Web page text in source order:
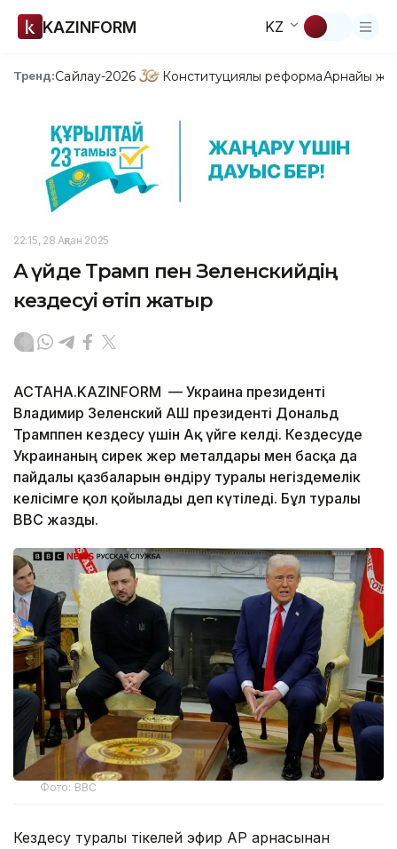
KAZINFORM KZ
Тренд:Сайлау-2026 Конституциялық реформаАрнайы
22:15, 28 Ақпан 2025
Ақ үйде Трамп пен Зеленскийдің
кездесуі өтіп жатыр
АСТАНА.KAZINFORM — Украина президенті
Владимир Зеленский АҚШ президенті Дональд
Трамппен кездесу үшін Ақ үйге келді. Кездесуде
Украинаның сирек жер металдары мен басқа да
пайдалы қазбаларын өндіру туралы негіздемелік
келісімге қол қойылады деп күтіледі. Бұл туралы
BBC жазды.
Фото: BBC
Кездесу туралы тікелей эфир AP арнасынан